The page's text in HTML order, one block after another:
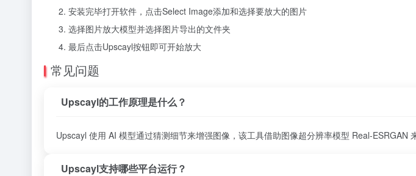
安装完毕打开软件，点击Select Image添加和选择要放大的图片
选择图片放大模型并选择图片导出的文件夹
最后点击Upscayl按钮即可开始放大
常见问题
Upscayl的工作原理是什么？
Upscayl 使用 AI 模型通过猜测细节来增强图像，该工具借助图像超分辨率模型 Real-ESRGAN
Upscayl支持哪些平台运行？